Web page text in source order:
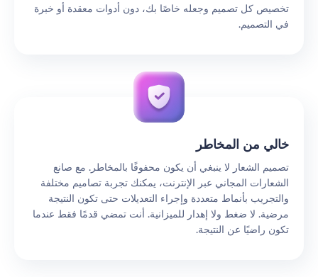
تخصيص كل تصميم وجعله خاصًا بك، دون أدوات معقدة أو خبرة
في التصميم.
خالي من المخاطر
تصميم الشعار لا ينبغي أن يكون محفوفًا بالمخاطر. مع صانع
الشعارات المجاني عبر الإنترنت، يمكنك تجربة تصاميم مختلفة
والتجريب بأنماط متعددة وإجراء التعديلات حتى تكون النتيجة
مرضية. لا ضغط ولا إهدار للميزانية. أنت تمضي قدمًا فقط عندما
تكون راضيًا عن النتيجة.